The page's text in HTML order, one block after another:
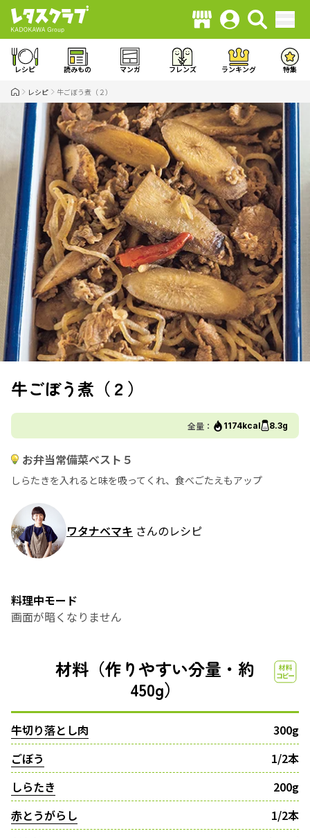
レシピ 読みもの マンガ フレンズ ランキング 特集
レシピ 牛ごぼう煮（２）
牛ごぼう煮（２）
全量： 1174kcal 8.3g
お弁当常備菜ベスト５
しらたきを入れると味を吸ってくれ、食べごたえもアップ
ワタナベマキ さんのレシピ
料理中モード
画面が暗くなりません
材料（作りやすい分量・約
450g）
牛切り落とし肉
300g
ごぼう
1/2本
しらたき
200g
赤とうがらし
1/2本